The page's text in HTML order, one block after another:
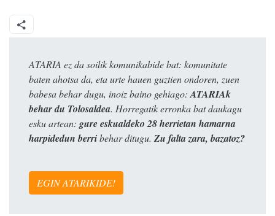
ATARIA ez da soilik komunikabide bat: komunitate
baten ahotsa da, eta urte hauen guztien ondoren, zuen
babesa behar dugu, inoiz baino gehiago:ATARIAk
behar du Tolosaldea. Horregatik erronka bat daukagu
esku artean: gure eskualdeko 28 herrietan hamarna
harpidedun berribehar ditugu. Zu falta zara, bazatoz?
EGIN ATARIKIDE!